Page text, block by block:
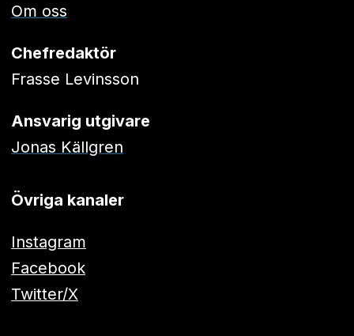
Om oss
Chefredaktör
Frasse Levinsson
Ansvarig utgivare
Jonas Källgren
Övriga kanaler
Instagram
Facebook
Twitter/X